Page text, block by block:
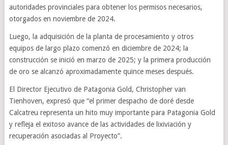
autoridades provinciales para obtener los permisos necesarios,
otorgados en noviembre de 2024.
Luego, la adquisición de la planta de procesamiento y otros
equipos de largo plazo comenzó en diciembre de 2024; la
construcción se inició en marzo de 2025; y la primera producción
de oro se alcanzó aproximadamente quince meses después.
El Director Ejecutivo de Patagonia Gold, Christopher van
Tienhoven, expresó que “el primer despacho de doré desde
Calcatreu representa un hito muy importante para Patagonia Gold
y refleja el exitoso avance de las actividades de lixiviación y
recuperación asociadas al Proyecto”.